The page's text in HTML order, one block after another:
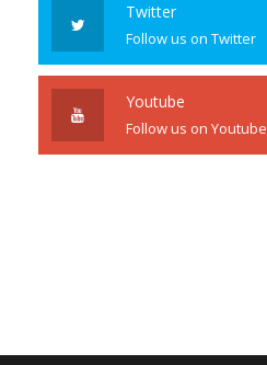
Twitter
Follow us on Twitter
Youtube
Follow us on Youtube